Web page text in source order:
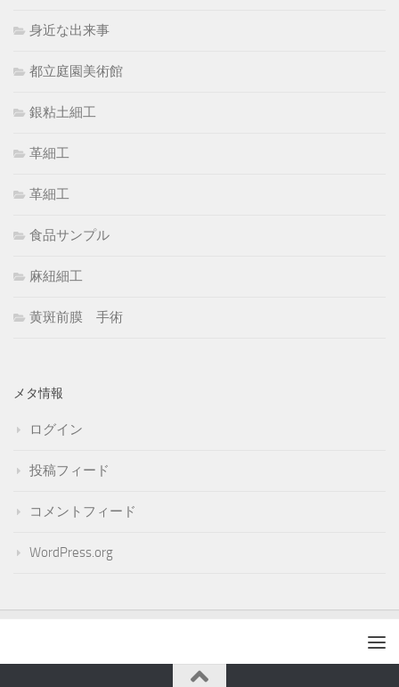
身近な出来事
都立庭園美術館
銀粘土細工
革細工
革細工
食品サンプル
麻紐細工
黄斑前膜 手術
メタ情報
ログイン
投稿フィード
コメントフィード
WordPress.org